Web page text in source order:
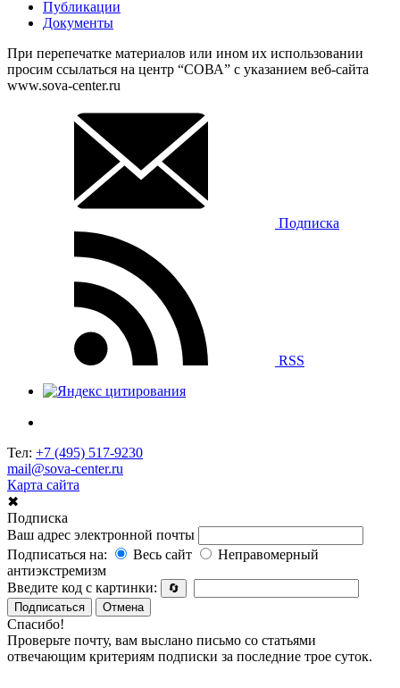
Публикации
Документы
При перепечатке материалов или ином их использовании
просим ссылаться на центр “СОВА” с указанием веб-сайта
www.sova-center.ru
Подписка
RSS
Тел: +7 (495) 517-9230
mail@sova-center.ru
Карта сайта
✖
Подписка
Ваш адрес электронной почты
Подписаться на:
Весь сайт
Неправомерный
антиэкстремизм
Введите код с картинки:
🔄
Подписаться
Отмена
Спасибо!
Проверьте почту, вам выслано письмо со статьями
отвечающим критериям подписки за последние трое суток.